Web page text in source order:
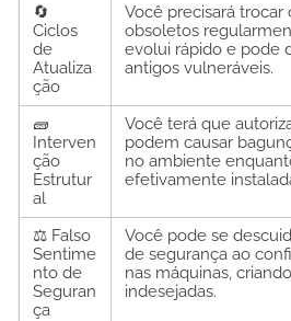
🔄
Ciclos
de
Atualiza
ção
Você precisará
obsoletos
evolui rápido e pode
antigos vulneráveis.
🧱
Interven
ção
Estrutur
al
Você terá que
podem causar
no ambiente
efetivamente
⚖️ Falso
Sentime
nto de
Seguran
ça
Você pode se
de segurança ao
nas máquinas,
indesejadas.